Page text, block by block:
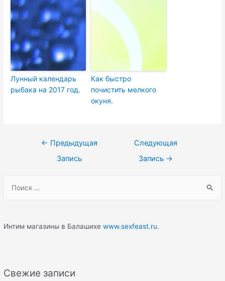
r
o
Интим магазины в Балашихеwww.sexfeast.ru.
Свежие записи
Лунный календарь
рыбака на 2017 год.
Как быстро
почистить мелкого
окуня.
Навигация
← Предыдущая
Запись
Следующая
Запись →